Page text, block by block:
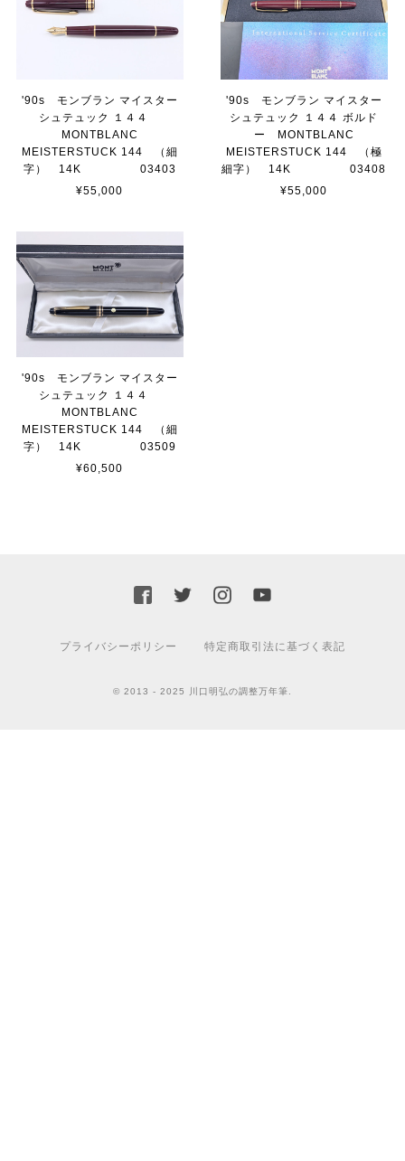
'90s モンブラン マイスター
シュテュック １４４
MONTBLANC
MEISTERSTUCK 144 （細
字） 14K 03403
¥55,000
'90s モンブラン マイスター
シュテュック １４４ ボルド
ー MONTBLANC
MEISTERSTUCK 144 （極
細字） 14K 03408
¥55,000
'90s モンブラン マイスター
シュテュック １４４
MONTBLANC
MEISTERSTUCK 144 （細
字） 14K 03509
¥60,500
プライバシーポリシー 特定商取引法に基づく表記
© 2013 - 2025 川口明弘の調整万年筆.